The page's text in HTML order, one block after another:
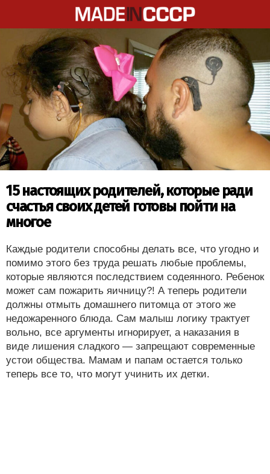
15 настоящих родителей, которые ради
счастья своих детей готовы пойти на
многое
Каждые родители способны делать все, что угодно и
помимо этого без труда решать любые проблемы,
которые являются последствием содеянного. Ребенок
может сам пожарить яичницу?! А теперь родители
должны отмыть домашнего питомца от этого же
недожаренного блюда. Сам малыш логику трактует
вольно, все аргументы игнорирует, а наказания в
виде лишения сладкого — запрещают современные
устои общества. Мамам и папам остается только
теперь все то, что могут учинить их детки.